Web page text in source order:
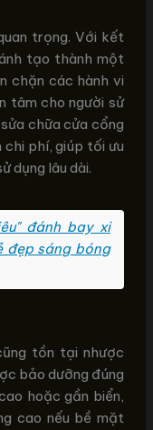
trọng. Với kết
tạo thành một
chặn các hành vi
tâm cho người sử
chữa cửa cổng
phí, giúp tối ưu
dụng lâu dài.
đánh bay xi
đẹp sáng bóng
tồn tại nhược
bảo dưỡng đúng
hoặc gần biển,
cao nếu bề mặt